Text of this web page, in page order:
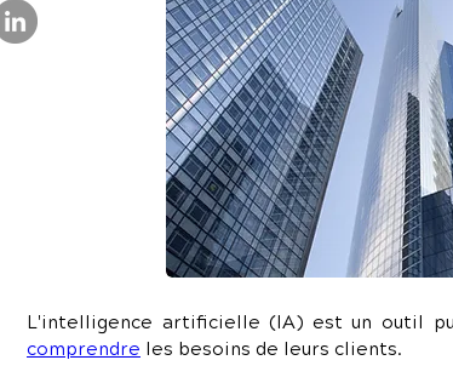
comprendre les besoins de leurs clients.